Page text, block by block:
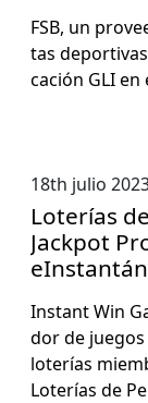
FSB, un
tas
cación GLI
18th julio
Loterías
Jackpot
Instant Win
dor de
loterías
Loterías de